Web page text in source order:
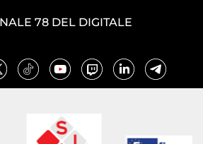
78 DEL DIGITALE